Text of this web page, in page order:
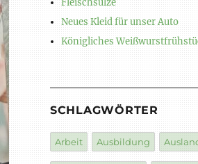
Fleischsulze
Neues Kleid für unser Auto
Königliches
SCHLAGWÖRTER
Arbeit Ausbildung